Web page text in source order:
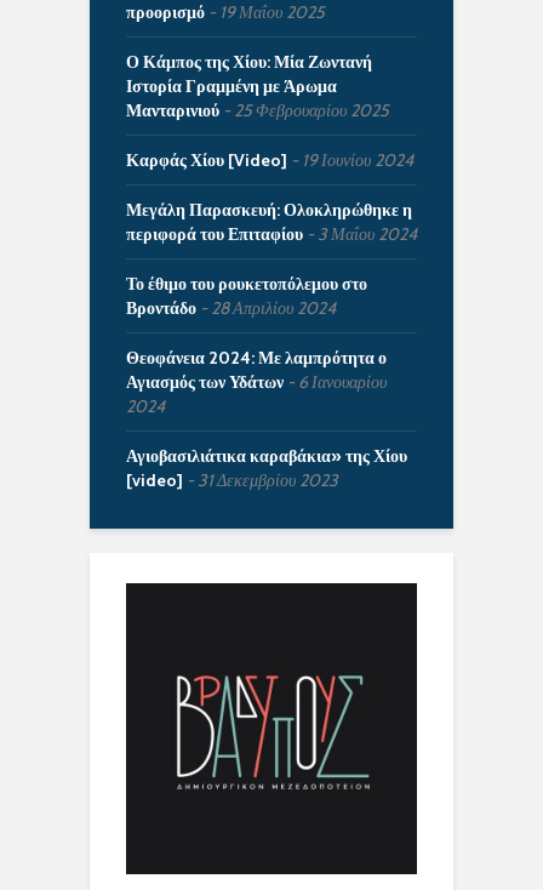
προορισμό
19 Μαΐου 2025
Ο Κάμπος της Χίου: Μία Ζωντανή
Ιστορία Γραμμένη με Άρωμα
Μανταρινιού
25 Φεβρουαρίου 2025
Καρφάς Χίου [Video] 19 Ιουνίου 2024
Μεγάλη Παρασκευή: Ολοκληρώθηκε η
περιφορά του Επιταφίου
3 Μαΐου 2024
Το έθιμο του ρουκετοπόλεμου στο
Βροντάδο
28 Απριλίου 2024
Θεοφάνεια 2024: Με λαμπρότητα ο
Αγιασμός των Υδάτων
6 Ιανουαρίου
2024
Αγιοβασιλιάτικα καραβάκια» της Χίου
[video]
31 Δεκεμβρίου 2023